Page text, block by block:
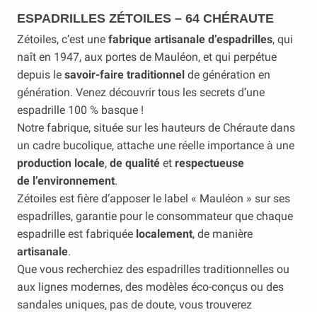
ESPADRILLES ZÉTOILES – 64 CHÉRAUTE
Zétoiles, c’est une fabrique artisanale d’espadrilles, qui
naît en 1947, aux portes de Mauléon, et qui perpétue
depuis le savoir-faire traditionnel de génération en
génération. Venez découvrir tous les secrets d’une
espadrille 100 % basque !
Notre fabrique, située sur les hauteurs de Chéraute dans
un cadre bucolique, attache une réelle importance à une
production locale, de qualité et respectueuse
de l’environnement.
Zétoiles est fière d’apposer le label « Mauléon » sur ses
espadrilles, garantie pour le consommateur que chaque
espadrille est fabriquée localement, de manière
artisanale.
Que vous recherchiez des espadrilles traditionnelles ou
aux lignes modernes, des modèles éco-conçus ou des
sandales uniques, pas de doute, vous trouverez